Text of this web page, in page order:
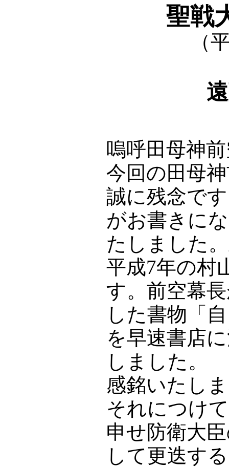
聖戦
（
嗚呼田母神
今回の田母
誠に残念で
がお書きに
たしました
平成7年の村
す。前空幕
した書物「
を早速書店
しました。
感銘いたし
それにつけ
申せ防衛大
して更迭す